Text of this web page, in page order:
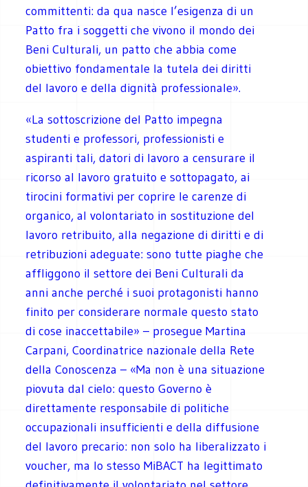
committenti: da qua nasce l’esigenza di un
Patto fra i soggetti che vivono il mondo dei
Beni Culturali, un patto che abbia come
obiettivo fondamentale la tutela dei diritti
del lavoro e della dignità professionale».
«La sottoscrizione del Patto impegna
studenti e professori, professionisti e
aspiranti tali, datori di lavoro a censurare il
ricorso al lavoro gratuito e sottopagato, ai
tirocini formativi per coprire le carenze di
organico, al volontariato in sostituzione del
lavoro retribuito, alla negazione di diritti e di
retribuzioni adeguate: sono tutte piaghe che
affliggono il settore dei Beni Culturali da
anni anche perché i suoi protagonisti hanno
finito per considerare normale questo stato
di cose inaccettabile» – prosegue Martina
Carpani, Coordinatrice nazionale della Rete
della Conoscenza – «Ma non è una situazione
piovuta dal cielo: questo Governo è
direttamente responsabile di politiche
occupazionali insufficienti e della diffusione
del lavoro precario: non solo ha liberalizzato i
voucher, ma lo stesso MiBACT ha legittimato